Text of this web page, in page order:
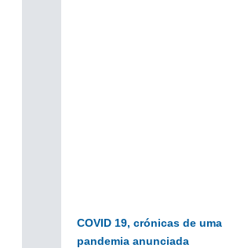
COVID 19, crónicas de uma
pandemia anunciada